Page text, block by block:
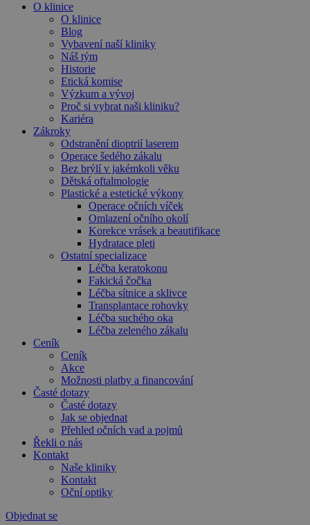
O klinice
O klinice
Blog
Vybavení naší kliniky
Náš tým
Historie
Etická komise
Výzkum a vývoj
Proč si vybrat naši kliniku?
Kariéra
Zákroky
Odstranění dioptrií laserem
Operace šedého zákalu
Bez brýlí v jakémkoli věku
Dětská oftalmologie
Plastické a estetické výkony
Operace očních víček
Omlazení očního okolí
Korekce vrásek a beautifikace
Hydratace pleti
Ostatní specializace
Léčba keratokonu
Fakická čočka
Léčba sítnice a sklivce
Transplantace rohovky
Léčba suchého oka
Léčba zeleného zákalu
Ceník
Ceník
Akce
Možnosti platby a financování
Časté dotazy
Časté dotazy
Jak se objednat
Přehled očních vad a pojmů
Řekli o nás
Kontakt
Naše kliniky
Kontakt
Oční optiky
Objednat se